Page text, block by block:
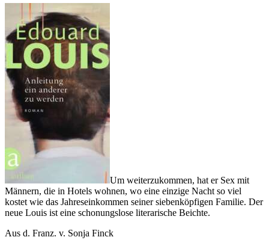
Um weiterzukommen, hat er Sex mit
Männern, die in Hotels wohnen, wo eine einzige Nacht so viel
kostet wie das Jahreseinkommen seiner siebenköpfigen Familie. Der
neue Louis ist eine schonungslose literarische Beichte.
Aus d. Franz. v. Sonja Finck